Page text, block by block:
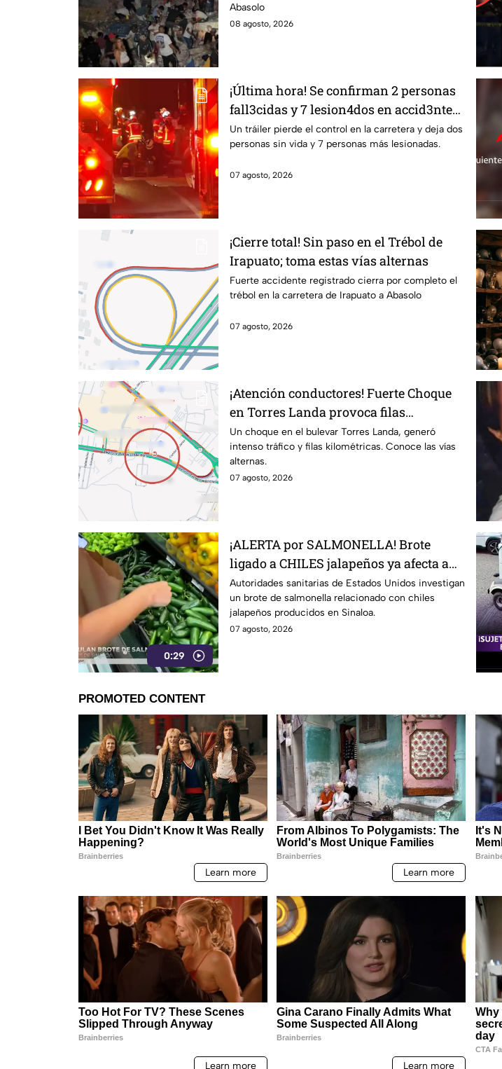
Abasolo
08 agosto, 2026
¡Última hora! Se confirman 2 personas
fall3cidas y 7 lesion4dos en accid3nte
carretero en Irapuato; esto se sabe
Un tráiler pierde el control en la carretera y deja dos
personas sin vida y 7 personas más lesionadas.
07 agosto, 2026
¡Cierre total! Sin paso en el Trébol de
Irapuato; toma estas vías alternas
Fuerte accidente registrado cierra por completo el
trébol en la carretera de Irapuato a Abasolo
07 agosto, 2026
¡Atención conductores! Fuerte Choque
en Torres Landa provoca filas
kilométricas a esta altura
Un choque en el bulevar Torres Landa, generó
intenso tráfico y filas kilométricas. Conoce las vías
alternas.
07 agosto, 2026
0:29
¡ALERTA por SALMONELLA! Brote
ligado a CHILES jalapeños ya afecta a
27 estados
Autoridades sanitarias de Estados Unidos investigan
un brote de salmonella relacionado con chiles
jalapeños producidos en Sinaloa.
07 agosto, 2026